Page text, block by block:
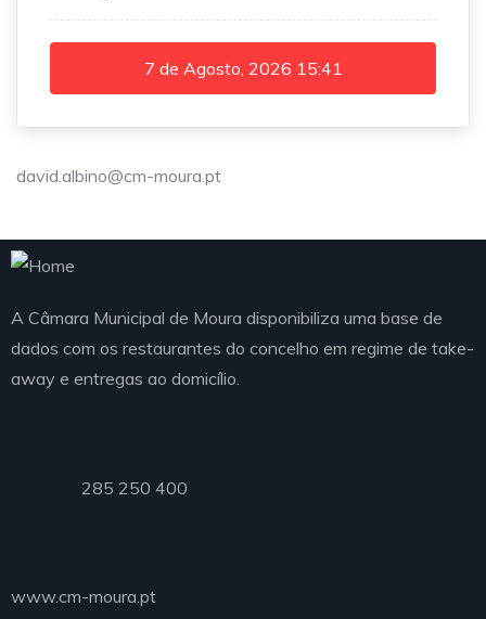
7 de Agosto, 2026 15:41
david.albino@cm-moura.pt
A Câmara Municipal de Moura disponibiliza uma base de
dados com os restaurantes do concelho em regime de take-
away e entregas ao domicílio.
285 250 400
www.cm-moura.pt